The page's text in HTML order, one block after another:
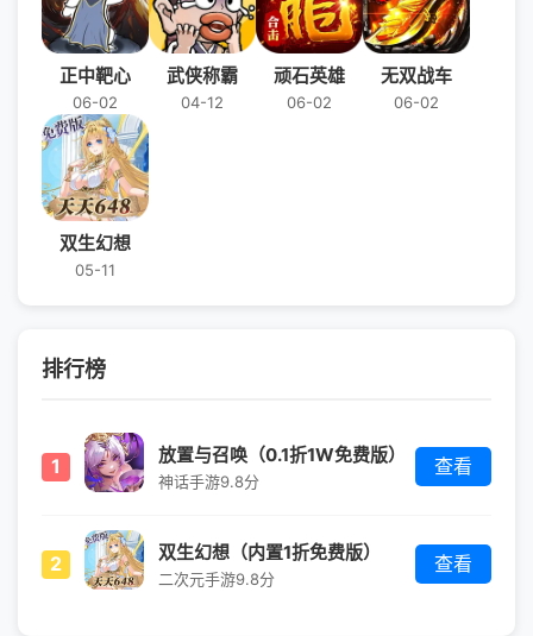
正中靶心
06-02
武侠称霸
04-12
顽石英雄
06-02
无双战车
06-02
双生幻想
05-11
排行榜
1 放置与召唤（0.1折1W免费版）
神话手游9.8分
查看
2 双生幻想（内置1折免费版）
二次元手游9.8分
查看